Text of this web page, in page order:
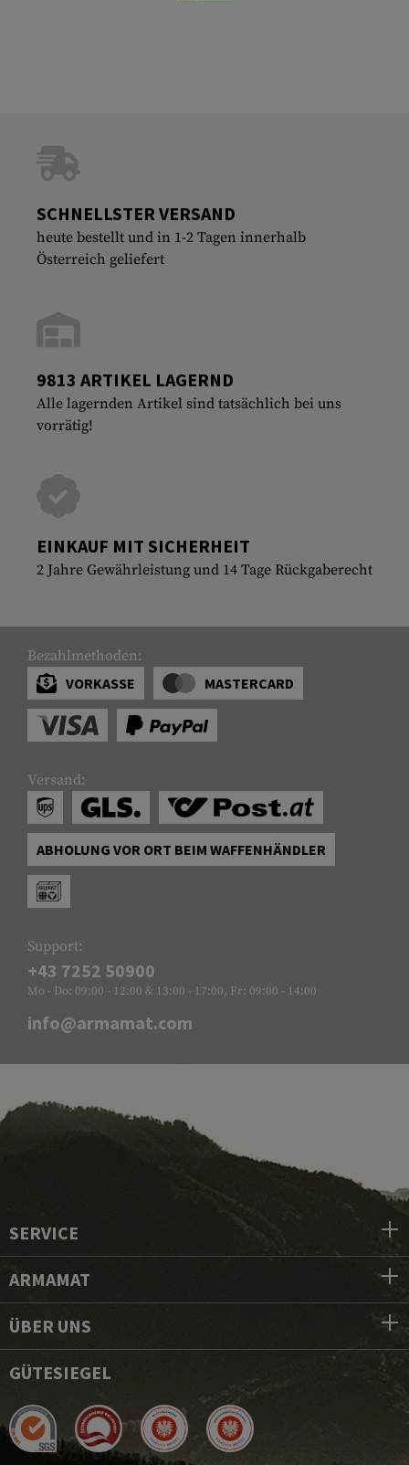
SCHNELLSTER VERSAND
heute bestellt und in 1-2 Tagen innerhalb
Österreich geliefert
9813 ARTIKEL LAGERND
Alle lagernden Artikel sind tatsächlich bei uns
vorrätig!
EINKAUF MIT SICHERHEIT
2 Jahre Gewährleistung und 14 Tage Rückgaberecht
Bezahlmethoden:
VORKASSE
MASTERCARD
Versand:
ABHOLUNG VOR ORT BEIM WAFFENHÄNDLER
Support:
+43 7252 50900
Mo - Do: 09:00 - 12:00 & 13:00 - 17:00, Fr: 09:00 - 14:00
info@armamat.com
SERVICE
ARMAMAT
ÜBER UNS
GÜTESIEGEL